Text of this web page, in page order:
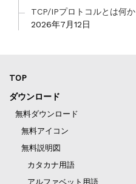
TCP/IPプロトコルとは何か
2026年7月12日
TOP
ダウンロード
無料ダウンロード
無料アイコン
無料説明図
カタカナ用語
アルファベット用語